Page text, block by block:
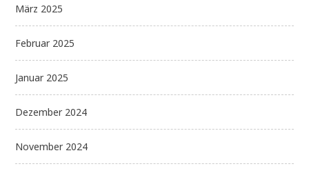
März 2025
Februar 2025
Januar 2025
Dezember 2024
November 2024